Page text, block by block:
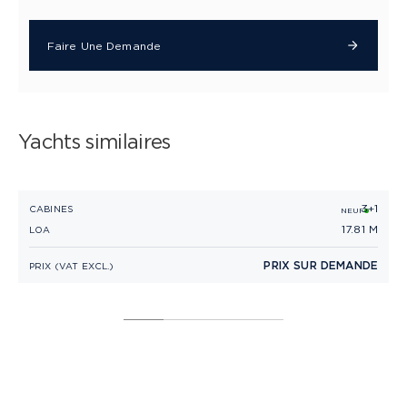
Faire Une Demande
Yachts similaires
PRINCESS V55 NEUF
PRIX (VAT EXCL.) PRIX SUR DEMANDE
CABINES 3+1
LOA 17.81 M